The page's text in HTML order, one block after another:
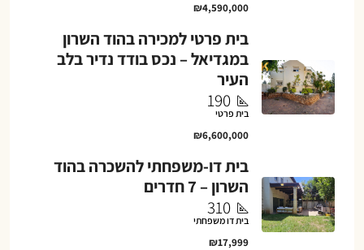
₪4,590,000
בית פרטי למכירה בהוד השרון
במגדיאל – נכס בודד נדיר בלב
העיר
190
בית פרטי
₪6,600,000
בית דו-משפחתי להשכרה בהוד
השרון – 7 חדרים
310
בית דו משפחתי
₪17,999